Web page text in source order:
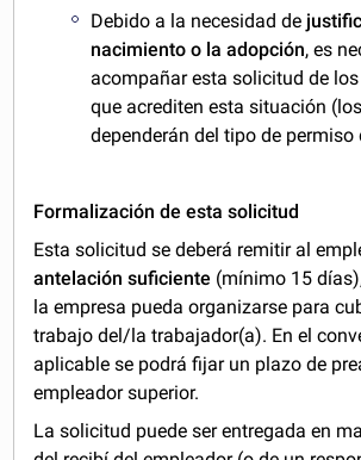
Debido a la necesidad de
nacimiento o la adopción, es
acompañar esta solicitud de
que acrediten esta situación
dependerán del tipo de permiso
Formalización de esta solicitud
Esta solicitud se deberá remitir al
antelación suficiente (mínimo 15
la empresa pueda organizarse para
trabajo del/la trabajador(a). En el
aplicable se podrá fijar un plazo de
empleador superior.
La solicitud puede ser entregada en